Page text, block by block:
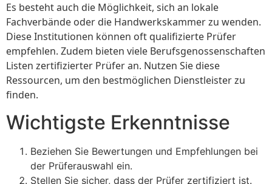
Es besteht auch die Möglichkeit, sich an lokale
Fachverbände oder die Handwerkskammer zu wenden.
Diese Institutionen können oft qualifizierte Prüfer
empfehlen. Zudem bieten viele Berufsgenossenschaften
Listen zertifizierter Prüfer an. Nutzen Sie diese
Ressourcen, um den bestmöglichen Dienstleister zu
finden.
Wichtigste Erkenntnisse
Beziehen Sie Bewertungen und Empfehlungen bei
der Prüferauswahl ein.
Stellen Sie sicher, dass der Prüfer zertifiziert ist.